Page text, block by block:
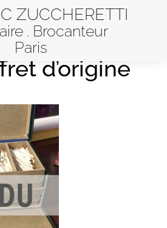
ZUCCHERETTI
. Brocanteur
Paris
dans
d’origine